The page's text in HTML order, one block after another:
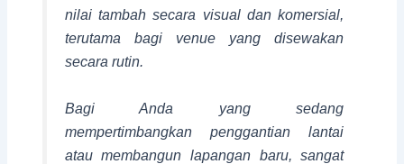
nilai tambah secara visual dan komersial,
terutama bagi venue yang disewakan
secara rutin.
Bagi Anda yang sedang
mempertimbangkan penggantian lantai
atau membangun lapangan baru, sangat